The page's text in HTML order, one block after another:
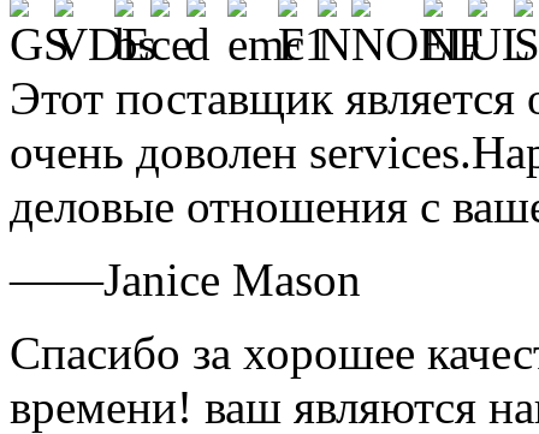
Этот поставщик является
очень доволен
деловые отношения с
——Janice Mason
Спасибо за хорошее
времени! ваш являются